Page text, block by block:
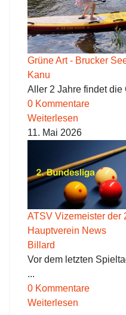
Grüne Art - Brucker
Kanu
Aller 2 Jahre findet die
0 Kommentare
Weiterlesen
11. Mai 2026
ATSV Vizemeister der
Hauptverein News
Billard
Vor dem letzten
...
0 Kommentare
Weiterlesen